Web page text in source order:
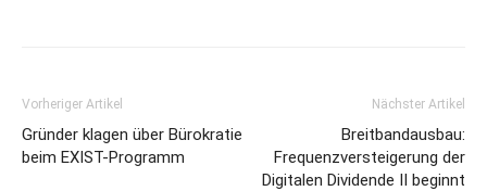
Vorheriger Artikel
Gründer klagen über Bürokratie
beim EXIST-Programm
Nächster Artikel
Breitbandausbau:
Frequenzversteigerung der
Digitalen Dividende II beginnt